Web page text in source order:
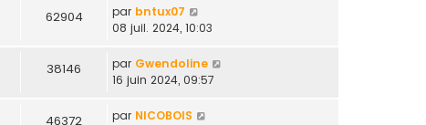
62904 par bntux07
08 juil. 2024, 10:03
38146 par Gwendoline
16 juin 2024, 09:57
46372 par NICOBOIS